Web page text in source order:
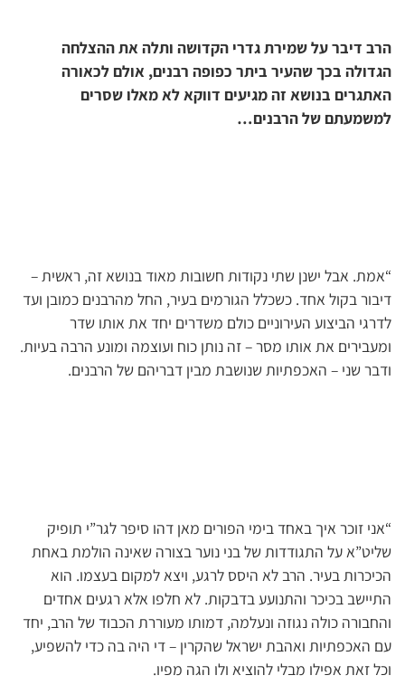
הרב דיבר על שמירת גדרי הקדושה ותלה את ההצלחה
הגדולה בכך שהעיר ביתר כפופה רבנים, אולם לכאורה
האתגרים בנושא זה מגיעים דווקא לא מאלו שסרים
למשמעתם של הרבנים…
“אמת. אבל ישנן שתי נקודות חשובות מאוד בנושא זה, ראשית –
דיבור בקול אחד. כשכלל הגורמים בעיר, החל מהרבנים כמובן ועד
לדרגי הביצוע העירוניים כולם משדרים יחד את אותו שדר
ומעבירים את אותו מסר – זה נותן כוח ועוצמה ומונע הרבה בעיות.
ודבר שני – האכפתיות שנושבת מבין דבריהם של הרבנים.
“אני זוכר איך באחד בימי הפורים מאן דהו סיפר לגר”י תופיק
שליט”א על התגודדות של בני נוער בצורה שאינה הולמת באחת
הכיכרות בעיר. הרב לא היסס לרגע, ויצא למקום בעצמו. הוא
התיישב בכיכר והתנועע בדבקות. לא חלפו אלא רגעים אחדים
והחבורה כולה נגוזה ונעלמה, דמותו מעוררת הכבוד של הרב, יחד
עם האכפתיות ואהבת ישראל שהקרין – די היה בה כדי להשפיע,
וכל זאת אפילו מבלי להוציא ולו הגה מפיו.